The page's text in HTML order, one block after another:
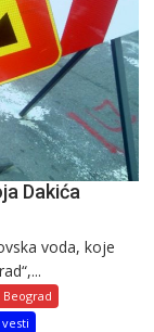
Dakića
voda, koje
Beograd